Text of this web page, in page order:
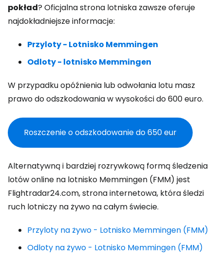
pokład? Oficjalna strona lotniska zawsze oferuje
najdokładniejsze informacje:
Przyloty - Lotnisko Memmingen
Odloty - lotnisko Memmingen
W przypadku opóźnienia lub odwołania lotu masz
prawo do odszkodowania w wysokości do 600 euro.
Roszczenie o odszkodowanie do650 eur
Alternatywną i bardziej rozrywkową formą śledzenia
lotów online na lotnisko Memmingen (FMM) jest
Flightradar24.com, strona internetowa, która śledzi
ruch lotniczy na żywo na całym świecie.
Przyloty na żywo - Lotnisko Memmingen (FMM)
Odloty na żywo - Lotnisko Memmingen (FMM)